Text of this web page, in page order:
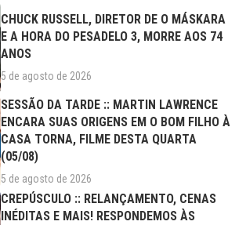
CHUCK RUSSELL, DIRETOR DE O MÁSKARA
E A HORA DO PESADELO 3, MORRE AOS 74
ANOS
5 de agosto de 2026
SESSÃO DA TARDE :: MARTIN LAWRENCE
ENCARA SUAS ORIGENS EM O BOM FILHO À
CASA TORNA, FILME DESTA QUARTA
(05/08)
5 de agosto de 2026
CREPÚSCULO :: RELANÇAMENTO, CENAS
INÉDITAS E MAIS! RESPONDEMOS ÀS